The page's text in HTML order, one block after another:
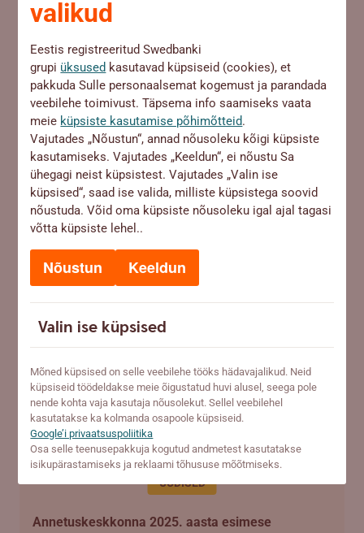
valikud
Eestis registreeritud Swedbanki
grupi üksused kasutavad küpsiseid (cookies), et
pakkuda Sulle personaalsemat kogemust ja parandada
veebilehe toimivust. Täpsema info saamiseks vaata
meie küpsiste kasutamise põhimõtteid.
Vajutades „Nõustun“, annad nõusoleku kõigi küpsiste
kasutamiseks. Vajutades „Keeldun“, ei nõustu Sa
ühegagi neist küpsistest. Vajutades „Valin ise
küpsised“, saad ise valida, milliste küpsistega soovid
nõustuda. Võid oma küpsiste nõusoleku igal ajal tagasi
võtta küpsiste lehel..
Nõustun Keeldun
Valin ise küpsised
Mõned küpsised on selle veebilehe tööks hädavajalikud. Neid
küpsiseid töödeldakse meie õigustatud huvi alusel, seega pole
nende kohta vaja kasutaja nõusolekut. Sellel veebilehel
kasutatakse ka kolmanda osapoole küpsiseid.
Google’i privaatsuspoliitika
Osa selle teenusepakkuja kogutud andmetest kasutatakse
isikupärastamiseks ja reklaami tõhususe mõõtmiseks.
UUDISED
Eesti annetamiskultuur ei ole nõrk, vaid see on
lihtsalt veel noor
MAA
UUDISED
Annetuskeskkonna 2025. aasta esimese